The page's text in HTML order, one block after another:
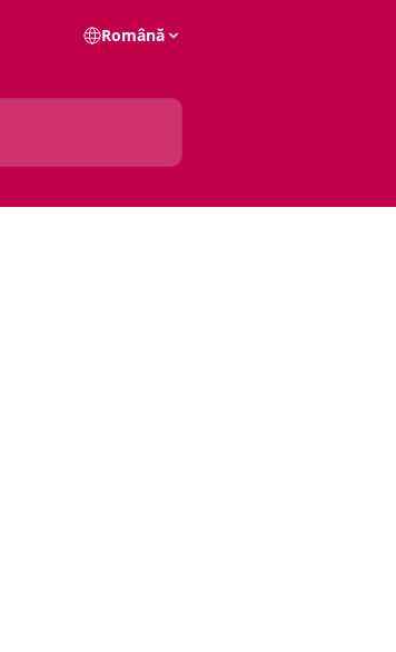
Română